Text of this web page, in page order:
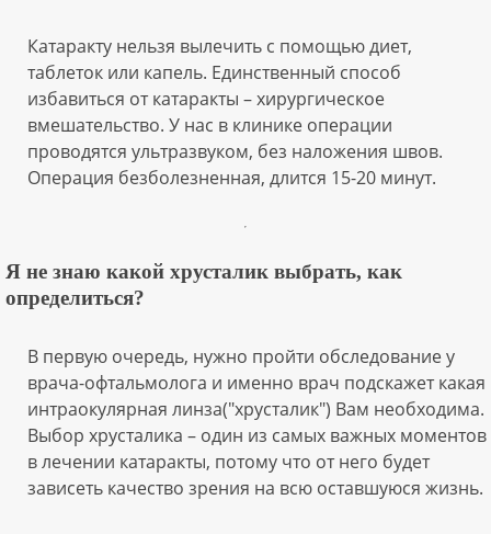
Катаракту нельзя вылечить с помощью диет,
таблеток или капель. Единственный способ
избавиться от катаракты – хирургическое
вмешательство. У нас в клинике операции
проводятся ультразвуком, без наложения швов.
Операция безболезненная, длится 15-20 минут.
Я не знаю какой хрусталик выбрать, как
определиться?
В первую очередь, нужно пройти обследование у
врача-офтальмолога и именно врач подскажет какая
интраокулярная линза("хрусталик") Вам необходима.
Выбор хрусталика – один из самых важных моментов
в лечении катаракты, потому что от него будет
зависеть качество зрения на всю оставшуюся жизнь.